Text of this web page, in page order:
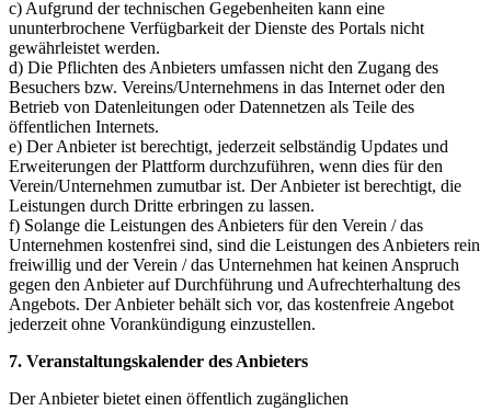
c) Aufgrund der technischen Gegebenheiten kann eine
ununterbrochene Verfügbarkeit der Dienste des Portals nicht
gewährleistet werden.
d) Die Pflichten des Anbieters umfassen nicht den Zugang des
Besuchers bzw. Vereins/Unternehmens in das Internet oder den
Betrieb von Datenleitungen oder Datennetzen als Teile des
öffentlichen Internets.
e) Der Anbieter ist berechtigt, jederzeit selbständig Updates und
Erweiterungen der Plattform durchzuführen, wenn dies für den
Verein/Unternehmen zumutbar ist. Der Anbieter ist berechtigt, die
Leistungen durch Dritte erbringen zu lassen.
f) Solange die Leistungen des Anbieters für den Verein / das
Unternehmen kostenfrei sind, sind die Leistungen des Anbieters rein
freiwillig und der Verein / das Unternehmen hat keinen Anspruch
gegen den Anbieter auf Durchführung und Aufrechterhaltung des
Angebots. Der Anbieter behält sich vor, das kostenfreie Angebot
jederzeit ohne Vorankündigung einzustellen.
7. Veranstaltungskalender des Anbieters
Der Anbieter bietet einen öffentlich zugänglichen